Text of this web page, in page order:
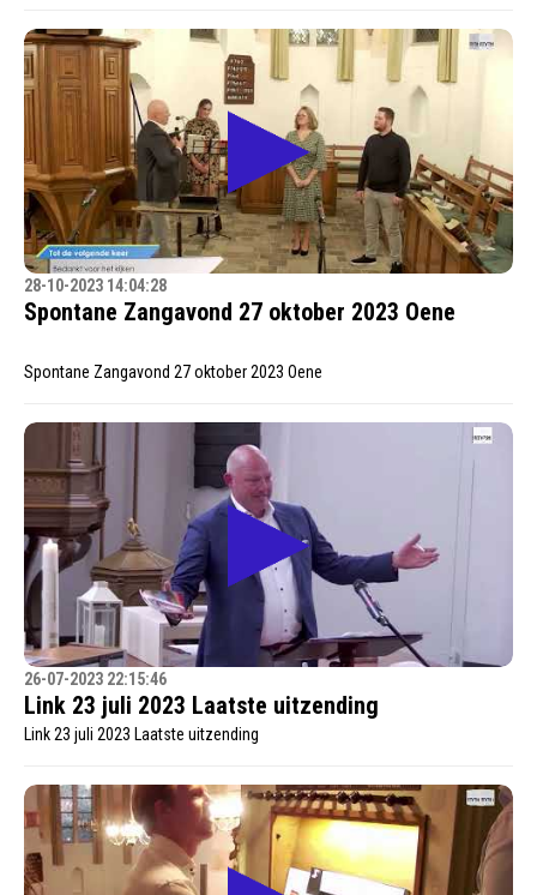
28-10-2023 14:04:28
Spontane Zangavond 27 oktober 2023 Oene
Spontane Zangavond 27 oktober 2023 Oene
26-07-2023 22:15:46
Link 23 juli 2023 Laatste uitzending
Link 23 juli 2023 Laatste uitzending